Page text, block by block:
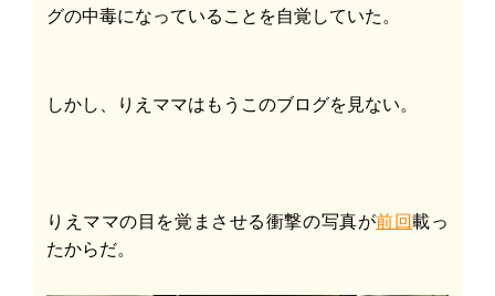
グの中毒になっていることを自覚していた。
しかし、りえママはもうこのブログを見ない。
りえママの目を覚まさせる衝撃の写真が前回載っ
たからだ。